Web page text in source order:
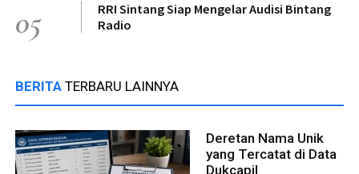
05
RRI Sintang Siap Mengelar Audisi Bintang
Radio
BERITA TERBARU LAINNYA
Deretan Nama Unik
yang Tercatat di Data
Dukcapil